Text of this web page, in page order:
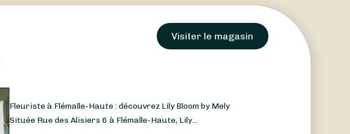
Visiter le magasin
Fleuriste à Flémalle-Haute : découvrez Lily Bloom by Mely
Située Rue des Alisiers 6 à Flémalle-Haute, Lily...